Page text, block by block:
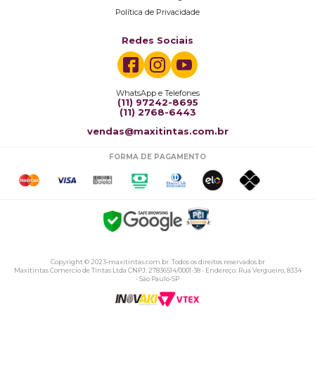
Política de Privacidade
Redes Sociais
WhatsApp e Telefones
(11) 97242-8695
(11) 2768-6443
vendas@maxitintas.com.br
FORMA DE PAGAMENTO
Copyright © 2023-maxitintas.com.br. Todos os direitos reservados.br
Maxitintas Comercio de Tintas Ltda CNPJ: 27836514/0001-38 - Endereço: Rua Vergueiro, 8334
- São Paulo-SP